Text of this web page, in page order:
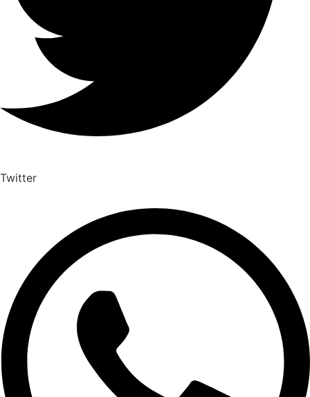
Twitter